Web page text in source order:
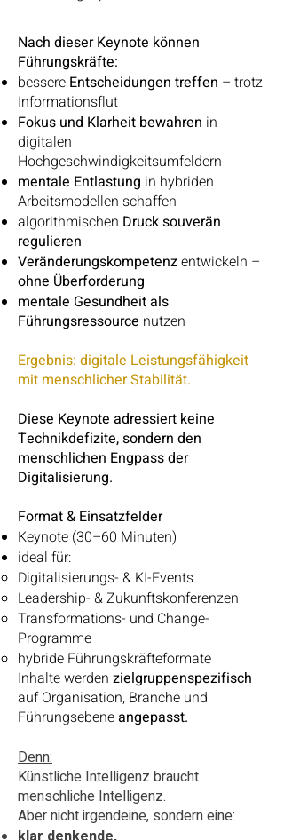
Nach dieser Keynote können
Führungskräfte:
bessere Entscheidungen treffen – trotz
Informationsflut
Fokus und Klarheit bewahren in
digitalen
Hochgeschwindigkeitsumfeldern
mentale Entlastung in hybriden
Arbeitsmodellen schaffen
algorithmischen Druck souverän
regulieren
Veränderungskompetenzentwickeln –
ohne Überforderung
mentale Gesundheit als
Führungsressource nutzen
Ergebnis: digitale Leistungsfähigkeit
mit menschlicher Stabilität.
Diese Keynote adressiert keine
Technikdefizite, sondern den
menschlichen Engpass der
Digitalisierung.
Format & Einsatzfelder
Keynote (30–60 Minuten)
ideal für:
Digitalisierungs- & KI-Events
Leadership- & Zukunftskonferenzen
Transformations- und Change-
Programme
hybride Führungskräfteformate
Inhalte werden zielgruppenspezifisch
auf Organisation, Branche und
Führungsebeneangepasst.
Denn:
Künstliche Intelligenz braucht
menschliche Intelligenz.
Aber nicht irgendeine, sondern eine: